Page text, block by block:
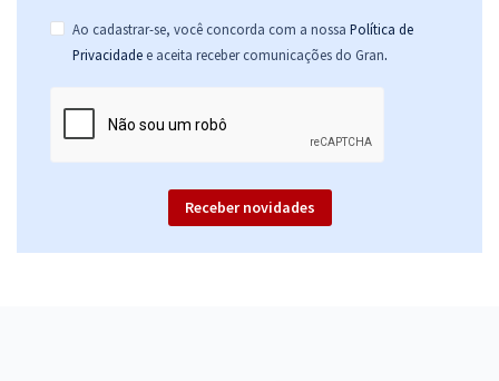
Ao cadastrar-se, você concorda com a nossa Política de
Privacidade e aceita receber comunicações do Gran.
Receber novidades